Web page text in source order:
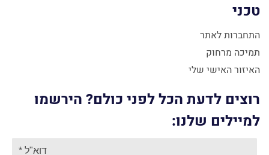
טכני
התחברות לאתר
תמיכה מרחוק
האיזור האישי שלי
רוצים לדעת הכל לפני כולם? הירשמו
למיילים שלנו: